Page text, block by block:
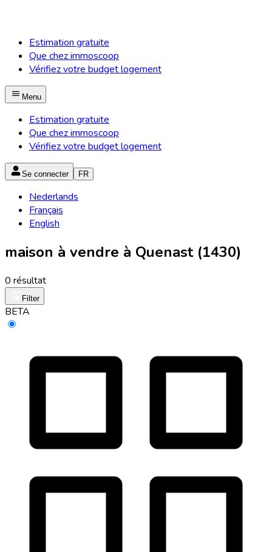
Estimation gratuite
Que chez immoscoop
Vérifiez votre budget logement
Menu
Estimation gratuite
Que chez immoscoop
Vérifiez votre budget logement
Se connecter FR
Nederlands
Français
English
maison à vendre à Quenast (1430)
0 résultat
Filter
BETA